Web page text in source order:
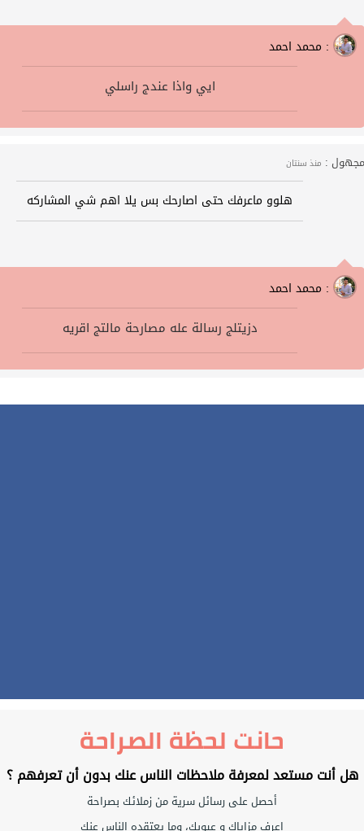
محمد احمد :
ايي واذا عندج راسلي
مجهول : منذ سنتان
هلوو ماعرفك حتى اصارحك بس يلا اهم شي المشاركه
محمد احمد :
دزيتلج رسالة عله مصارحة مالتج اقريه
حانت لحظة الصراحة
هل أنت مستعد لمعرفة ملاحظات الناس عنك بدون أن تعرفهم ؟
أحصل على رسائل سرية من زملائك بصراحة
إعرف مزاياك و عيوبك، وما يعتقده الناس عنك